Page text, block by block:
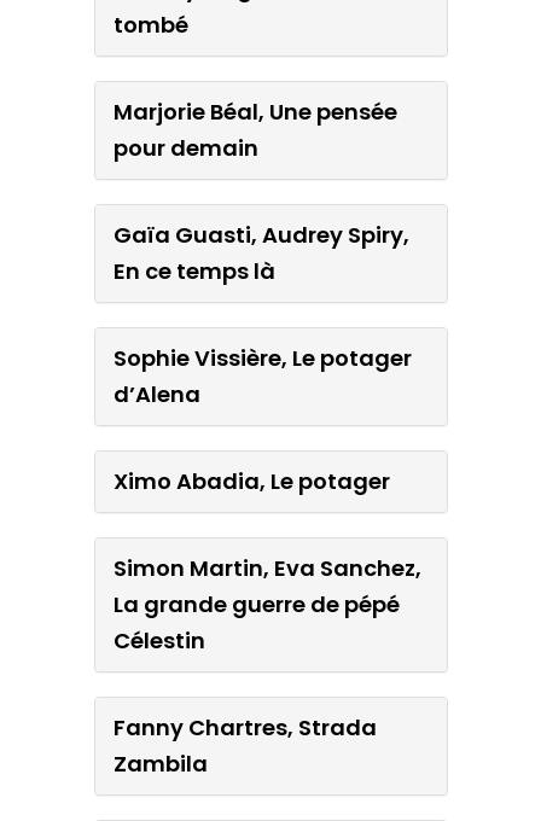
tombé
Marjorie Béal, Une pensée
pour demain
Gaïa Guasti, Audrey Spiry,
En ce temps là
Sophie Vissière, Le potager
d’Alena
Ximo Abadia, Le potager
Simon Martin, Eva Sanchez,
La grande guerre de pépé
Célestin
Fanny Chartres, Strada
Zambila